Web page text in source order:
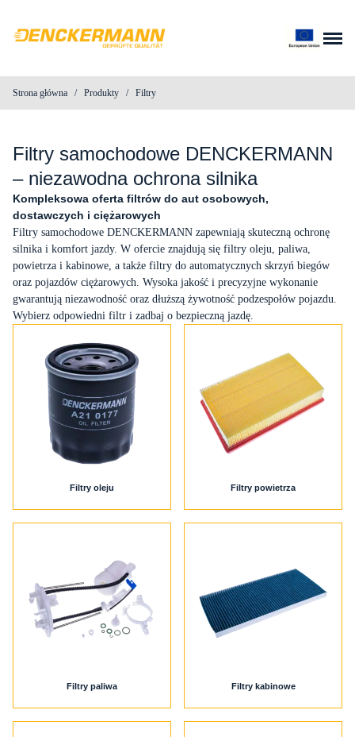
O nas
Produkty
Blog
Kontakt
Do pobrania
Wyszukiwarka produktów
Strefa dystrybutora
Strona główna / Produkty / Filtry
Filtry samochodowe DENCKERMANN
– niezawodna ochrona silnika
Kompleksowa oferta filtrów do aut osobowych,
dostawczych i ciężarowych
Filtry samochodowe DENCKERMANN zapewniają skuteczną ochronę
silnika i komfort jazdy. W ofercie znajdują się filtry oleju, paliwa,
powietrza i kabinowe, a także filtry do automatycznych skrzyń biegów
oraz pojazdów ciężarowych. Wysoka jakość i precyzyjne wykonanie
gwarantują niezawodność oraz dłuższą żywotność podzespołów pojazdu.
Wybierz odpowiedni filtr i zadbaj o bezpieczną jazdę.
Filtry oleju Filtry powietrza
Filtry paliwa Filtry kabinowe